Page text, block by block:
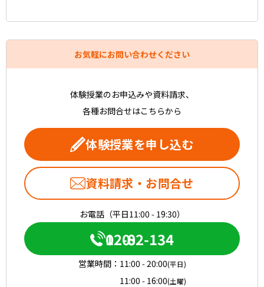
お気軽にお問い合わせください
体験授業のお申込みや資料請求、
各種お問合せはこちらから
体験授業を申し込む
資料請求・お問合せ
お電話（平日11:00 - 19:30）
0120-082-134
営業時間： 11:00 - 20:00(平日)
11:00 - 16:00(土曜)